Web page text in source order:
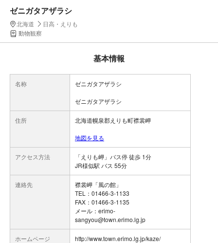
ゼニガタアザラシ
北海道
日高・えりも
動物観察
基本情報
名称 ゼニガタアザラシ
ゼニガタアザラシ
住所 北海道幌泉郡えりも町襟裳岬
地図を見る
アクセス方法
「えりも岬」バス停 徒歩 1分
JR様似駅 バス 55分
連絡先
襟裳岬「風の館」
TEL：01466-3-1133
FAX：01466-3-1135
メール：erimo-
sangyou@town.erimo.lg.jp
ホームページ http://www.town.erimo.lg.jp/kaze/